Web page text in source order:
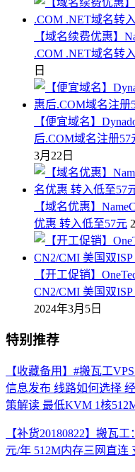
【域名续费优惠】
.COM .NET域名转
日
【便宜域名】
后.COM域名注册
3月22日
【域名优惠】
优惠 转入低至57元
【开工促销】
CN2/CMI 美国双ISP
2024年3月5日
特别推荐
【收藏备用】#搬瓦工
信息发布 线路如何选择
策解读 最低KVM 1核
【补货20180822】搬瓦
元/年 512M内存三网直连